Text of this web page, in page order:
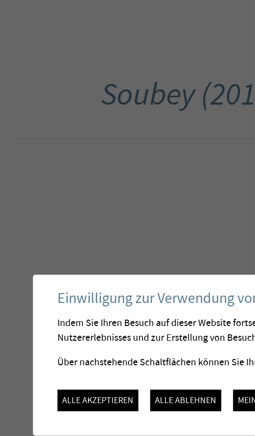
Soubey
Einwilligung zur Verwendung
Indem Sie Ihren Besuch auf dieser Website
Nutzererlebnisses und zur Erstellung von
Über nachstehende Schaltflächen können Sie
ALLE AKZEPTIEREN ALLE ABLEHNEN